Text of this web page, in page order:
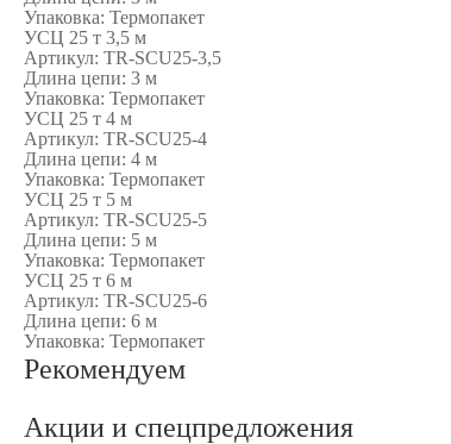
Упаковка: Термопакет
УСЦ 25 т 3,5 м
Артикул: TR-SCU25-3,5
Длина цепи: 3 м
Упаковка: Термопакет
УСЦ 25 т 4 м
Артикул: TR-SCU25-4
Длина цепи: 4 м
Упаковка: Термопакет
УСЦ 25 т 5 м
Артикул: TR-SCU25-5
Длина цепи: 5 м
Упаковка: Термопакет
УСЦ 25 т 6 м
Артикул: TR-SCU25-6
Длина цепи: 6 м
Упаковка: Термопакет
Рекомендуем
Акции и спецпредложения